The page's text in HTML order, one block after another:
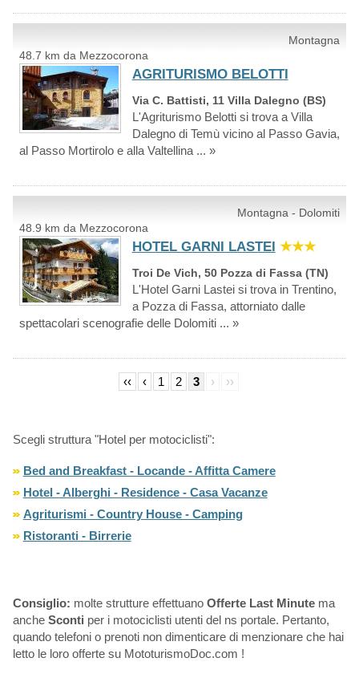
Montagna
48.7 km da Mezzocorona
AGRITURISMO BELOTTI
Via C. Battisti, 11 Villa Dalegno (BS)
L'Agriturismo Belotti si trova a Villa
Dalegno di Temù vicino al Passo Gavia,
al Passo Mortirolo e alla Valtellina ... »
Montagna - Dolomiti
48.9 km da Mezzocorona
HOTEL GARNI LASTEI ★★★
Troi De Vich, 50 Pozza di Fassa (TN)
L'Hotel Garni Lastei si trova in Trentino,
a Pozza di Fassa, attorniato dalle
spettacolari scenografie delle Dolomiti ... »
‹‹ ‹ 1 2 3 › ››
Scegli struttura "Hotel per motociclisti":
Bed and Breakfast - Locande - Affitta Camere
Hotel - Alberghi - Residence - Casa Vacanze
Agriturismi - Country House - Camping
Ristoranti - Birrerie
Consiglio: molte strutture effettuano Offerte Last Minutema
anche Sconti per i motociclisti utenti del ns portale. Pertanto,
quando telefoni o prenoti non dimenticare di menzionare che hai
letto le loro offerte su MototurismoDoc.com !